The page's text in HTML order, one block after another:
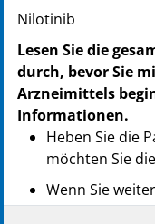
PPN: 110738871184
NTIN: 04150073887117
PZN: 10918437
PPN: 111091843702
NTIN: 04150109184371
Nilotinib
Lesen Sie die
durch, bevor Sie
Arzneimittels
Informationen.
Heben Sie die
möchten Sie
Wenn Sie
an Ihren Arzt